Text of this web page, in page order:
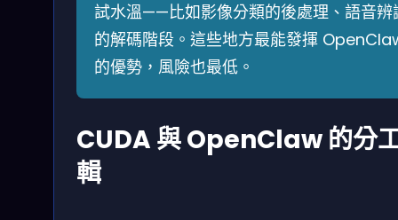
試水溫——比如影像分類的後處理、語音辨
的解碼階段。這些地方最能發揮
的優勢，風險也最低。
CUDA 與 OpenClaw 的分
輯